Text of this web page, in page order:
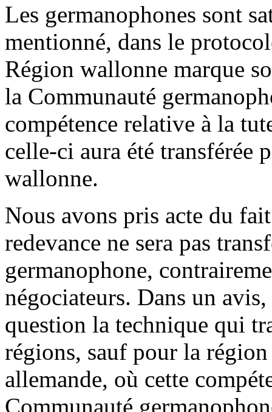
Les germanophones sont
mentionné, dans le
Région wallonne marque
la Communauté
compétence relative à la
celle-ci aura été transférée
wallonne.
Nous avons pris acte du
redevance ne sera pas
germanophone,
négociateurs. Dans un
question la technique qui
régions, sauf pour la
allemande, où cette
Communauté